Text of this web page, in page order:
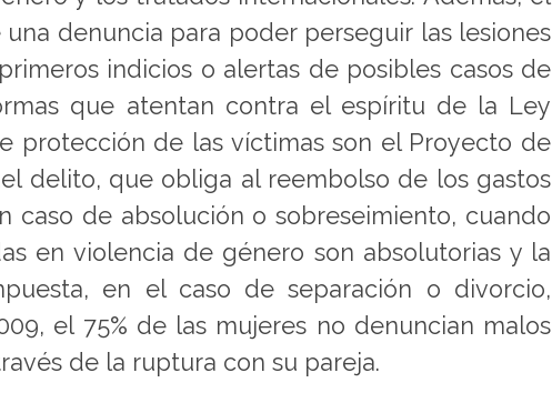
denuncia para poder perseguir las lesiones
indicios o alertas de posibles casos de
que atentan contra el espíritu de la Ley
protección de las víctimas son el Proyecto de
delito, que obliga al reembolso de los gastos
caso de absolución o sobreseimiento, cuando
en violencia de género son absolutorias y la
en el caso de separación o divorcio,
el 75% de las mujeres no denuncian malos
de la ruptura con su pareja.